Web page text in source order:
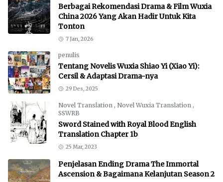
Berbagai Rekomendasi Drama & Film Wuxia
China 2026 Yang Akan Hadir Untuk Kita
Tonton
7 Jan, 2026
penulis
Tentang Novelis Wuxia Shiao Yi (Xiao Yi):
Cersil & Adaptasi Drama-nya
29 Des, 2025
Novel Translation , Novel Wuxia Translation ,
SSWRB
Sword Stained with Royal Blood English
Translation Chapter 1b
25 Mar, 2023
Penjelasan Ending Drama The Immortal
Ascension & Bagaimana Kelanjutan Season 2